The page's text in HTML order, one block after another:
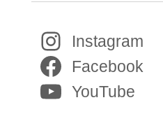
Instagram
Facebook
YouTube